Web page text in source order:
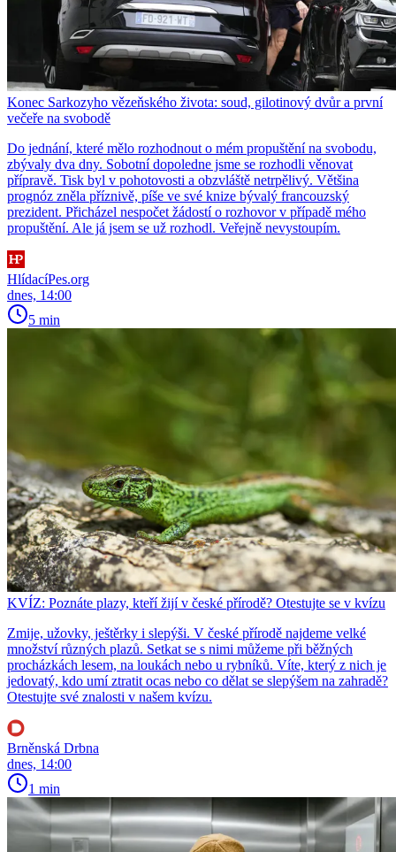
Konec Sarkozyho vězeňského života: soud, gilotinový dvůr a první
večeře na svobodě
Do jednání, které mělo rozhodnout o mém propuštění na svobodu,
zbývaly dva dny. Sobotní dopoledne jsme se rozhodli věnovat
přípravě. Tisk byl v pohotovosti a obzvláště netrpělivý. Většina
prognóz zněla příznivě, píše ve své knize bývalý francouzský
prezident. Přicházel nespočet žádostí o rozhovor v případě mého
propuštění. Ale já jsem se už rozhodl. Veřejně nevystoupím.
HlídacíPes.org
dnes, 14:00
5 min
KVÍZ: Poznáte plazy, kteří žijí v české přírodě? Otestujte se v kvízu
Zmije, užovky, ještěrky i slepýši. V české přírodě najdeme velké
množství různých plazů. Setkat se s nimi můžeme při běžných
procházkách lesem, na loukách nebo u rybníků. Víte, který z nich je
jedovatý, kdo umí ztratit ocas nebo co dělat se slepýšem na zahradě?
Otestujte své znalosti v našem kvízu.
Brněnská Drbna
dnes, 14:00
1 min